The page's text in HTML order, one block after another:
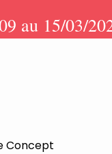
au 15/03/
Concept